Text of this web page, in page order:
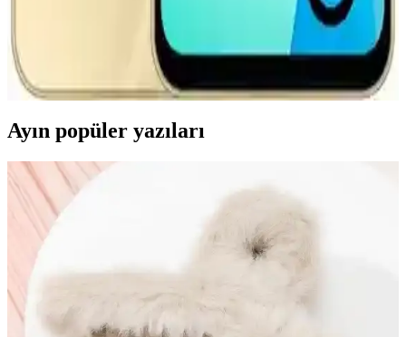
Hakkında Bilgiler ve Teknik Özellikler
Samsung Galaxy A16'nın temel özellikleri, güncellemeleri ve
aksesuar uyumluluğu hakkında detaylı bilgiler, kullanıcıların bilinçli
seçim yapmasını sağlar.
Ayın popüler yazıları